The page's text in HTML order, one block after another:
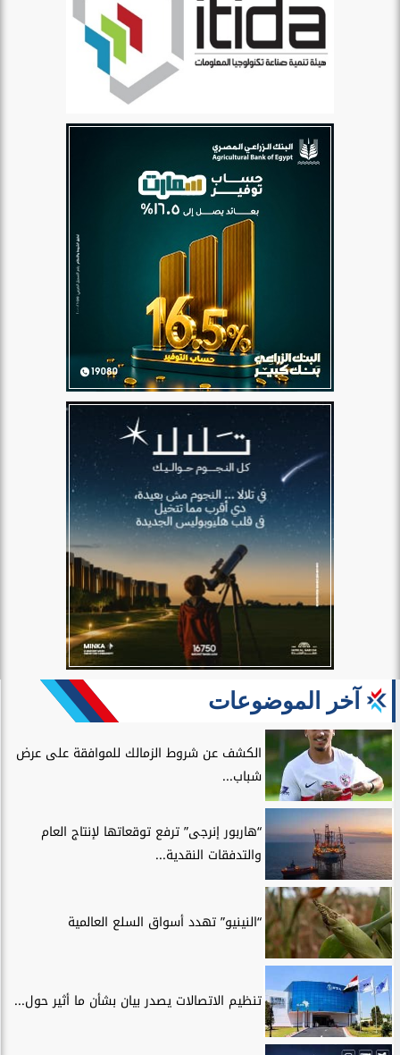
آخر الموضوعات
الكشف عن شروط الزمالك للموافقة على عرض
شباب...
“هاربور إنرجى” ترفع توقعاتها لإنتاج العام
والتدفقات النقدية...
“النينيو” تهدد أسواق السلع العالمية
تنظيم الاتصالات يصدر بيان بشأن ما أثير حول...